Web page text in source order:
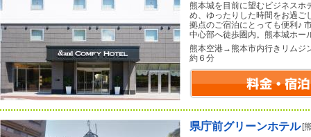
熊本城を目前に望むビジネスホ
め、ゆったりした時間をお過ご
拠点のご宿泊にとっても便利♪
中心部へ徒歩圏内。熊本城ホー
熊本空港→熊本市内行きリム
約６分
県庁前グリーンホテル [